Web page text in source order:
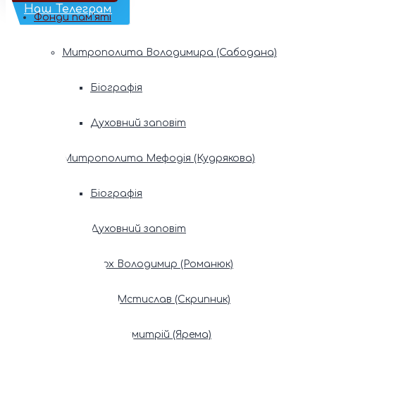
Наш Телеграм
Фонди пам’яті
Митрополита Володимира (Сабодана)
Біографія
Духовний заповіт
Митрополита Мефодія (Кудрякова)
Біографія
Духовний заповіт
Патріарх Володимир (Романюк)
Патріарх Мстислав (Скрипник)
Патріарх Димитрій (Ярема)